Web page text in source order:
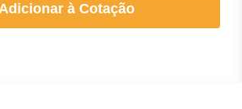
à Cotação